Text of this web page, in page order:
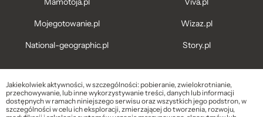
Mojegotowanie.pl
National-geographic.pl
Wizaz.pl
Story.pl
Jakiekolwiek aktywności, w szczególności: pobieranie, zwielokrotnianie,
przechowywanie, lub inne wykorzystywanie treści, danych lub informacji
dostępnych w ramach niniejszego serwisu oraz wszystkich jego podstron, w
szczególności w celu ich eksploracji, zmierzającej do tworzenia, rozwoju,